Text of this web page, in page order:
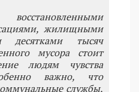
жилищными
десятками тысяч
мусора стоит
людям чувства
важно, что
службы,